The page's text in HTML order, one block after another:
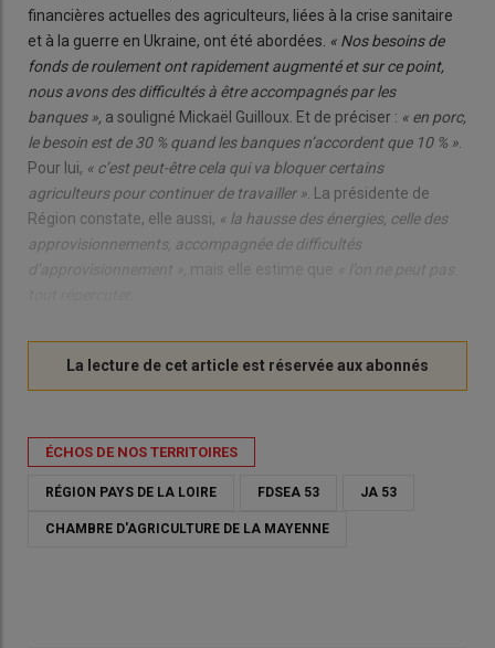
financières actuelles des agriculteurs, liées à la crise sanitaire
et à la guerre en Ukraine, ont été abordées. « Nos besoins de
fonds de roulement ont rapidement augmenté et sur ce point,
nous avons des difficultés à être accompagnés par les
banques », a souligné Mickaël Guilloux. Et de préciser : « en porc,
le besoin est de 30 % quand les banques n’accordent que 10 % »
Pour lui, « c’est peut-être cela qui va bloquer certains
agriculteurs pour continuer de travailler » . La présidente de
Région constate, elle aussi, « la hausse des énergies, celle des
approvisionnements, accompagnée de difficultés
ÉCHOS DE NOS TERRITOIRES
RÉGION PAYS DE LA LOIRE FDSEA 53 JA 53
CHAMBRE D'AGRICULTURE DE LA MAYENNE